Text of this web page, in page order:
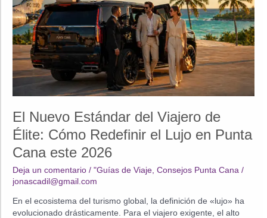
FBO
&
Ground
Logistics
Guide
2026
El Nuevo Estándar del Viajero de
Élite: Cómo Redefinir el Lujo en Punta
Cana este 2026
Deja un comentario /"Guías de Viaje,Consejos Punta Cana /
jonascadil@gmail.com
En el ecosistema del turismo global, la definición de «lujo» ha
evolucionado drásticamente. Para el viajero exigente, el alto